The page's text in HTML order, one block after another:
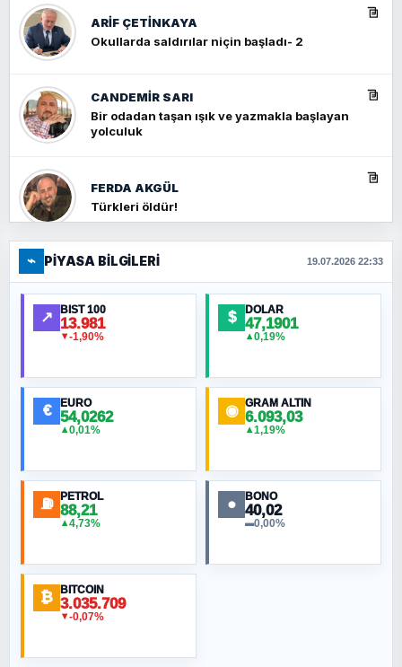
ARIF ÇETİNKAYA
Okullarda saldırılar niçin başladı- 2
CANDEMIR SARI
Bir odadan taşan ışık ve yazmakla başlayan
yolculuk
FERDA AKGÜL
Türkleri öldür!
FERHAT BÜYÜKKALKAN
Ankara Zirvesi: NATO Toplantısı mı, Yeni
Ortadoğu Haritasının Provası mı?
MURAT ÖZKAN
NURETTIN BÖLÜK
ORHAN KILIÇOĞLU
Fahişeye beyinli bir müstevli alçağına
⌁ PIYASA BILGILERI 19.07.2026 22:33
↗ BIST 100
13.981
▼-1,90%
$ DOLAR
47,1901
▲0,19%
€ EURO
54,0262
▲0,01%
◉ GRAM ALTIN
6.093,03
▲1,19%
⛽ PETROL
88,21
▲4,73%
● BONO
40,02
▬0,00%
₿ BITCOIN
3.035.709
▼-0,07%